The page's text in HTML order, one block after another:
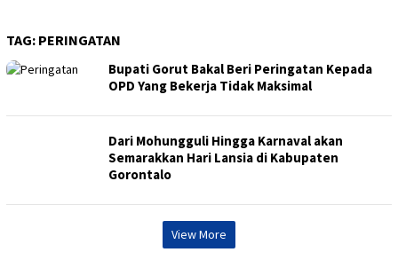
TAG: PERINGATAN
Bupati Gorut Bakal Beri Peringatan Kepada
OPD Yang Bekerja Tidak Maksimal
Dari Mohungguli Hingga Karnaval akan
Semarakkan Hari Lansia di Kabupaten
Gorontalo
View More